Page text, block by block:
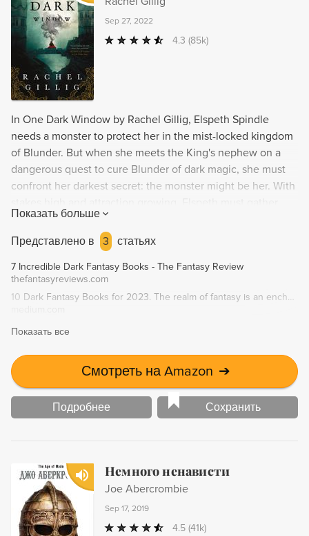
Sep 27, 2022
4.3 (85k)
In One Dark Window by Rachel Gillig, Elspeth Spindle
needs a monster to protect her in the mist-locked kingdom
of Blunder. But when she meets the King's nephew on a
dangerous quest to cure Blunder of dark magic, she must
confront her darkest secret: the monster might be her. With
twelve Providence Cards while fighting the Nightmare
taking over her mind.
Показать больше
Представлено в
3 статьях
7 Incredible Dark Fantasy Books - The Fantasy Review
thefantasyreviews.com
10 Dark Fantasy Books for 2023. The realm of fantasy is an enchanting… | by Fantasy Book Recommendations | Medium
Показать все
Смотреть на Amazon ➔
Подробнее Сохранить
Немного ненависти
Joe Abercrombie
Sep 17, 2019
4.5 (41k)